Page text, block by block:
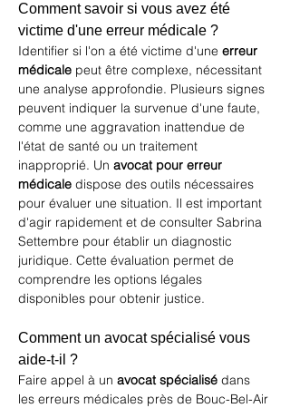
Comment savoir si vous avez été
victime d'une erreur médicale ?
Identifier si l'on a été victime d'une erreur
médicale peut être complexe, nécessitant
une analyse approfondie. Plusieurs signes
peuvent indiquer la survenue d'une faute,
comme une aggravation inattendue de
l'état de santé ou un traitement
inapproprié. Un avocat pour erreur
médicale dispose des outils nécessaires
pour évaluer une situation. Il est important
d'agir rapidement et de consulter Sabrina
Settembre pour établir un diagnostic
juridique. Cette évaluation permet de
comprendre les options légales
disponibles pour obtenir justice.
Comment un avocat spécialisé vous
aide-t-il ?
Faire appel à un avocat spécialisé dans
les erreurs médicales près de Bouc-Bel-Air